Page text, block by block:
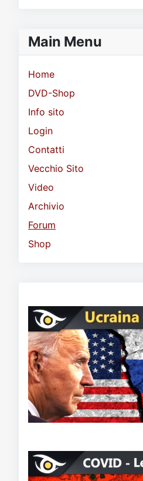
Main Menu
Home
DVD-Shop
Info sito
Login
Contatti
Vecchio Sito
Video
Archivio
Forum
Shop